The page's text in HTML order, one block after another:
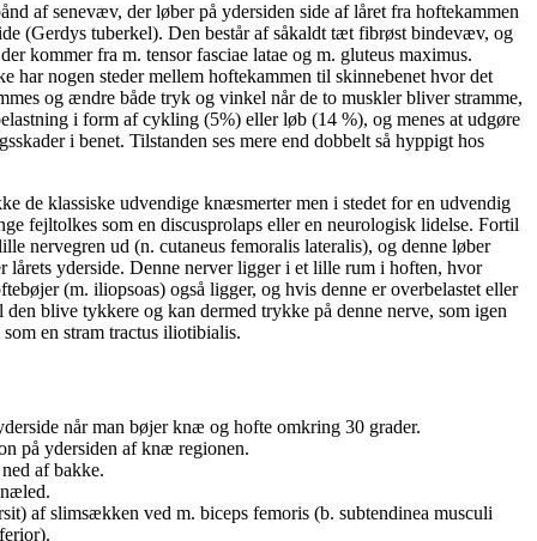
af senevæv, der løber på ydersiden side af låret fra hoftekammen
(Gerdys tuberkel). Den består af såkaldt tæt fibrøst bindevæv, og
kommer fra m. tensor fasciae latae og m. gluteus maximus.
har nogen steder mellem hoftekammen til skinnebenet hvor det
og ændre både tryk og vinkel når de to muskler bliver stramme,
i form af cykling (5%) eller løb (14 %), og menes at udgøre
i benet. Tilstanden ses mere end dobbelt så hyppigt hos
de klassiske udvendige knæsmerter men i stedet for en udvendig
fejltolkes som en discusprolaps eller en neurologisk lidelse. Fortil
nervegren ud (n. cutaneus femoralis lateralis), og denne løber
lårets yderside. Denne nerver ligger i et lille rum i hoften, hvor
(m. iliopsoas) også ligger, og hvis denne er overbelastet eller
blive tykkere og kan dermed trykke på denne nerve, som igen
en stram tractus iliotibialis.
når man bøjer knæ og hofte omkring 30 grader.
på ydersiden af knæ regionen.
af bakke.
af slimsækken ved m. biceps femoris (b. subtendinea musculi